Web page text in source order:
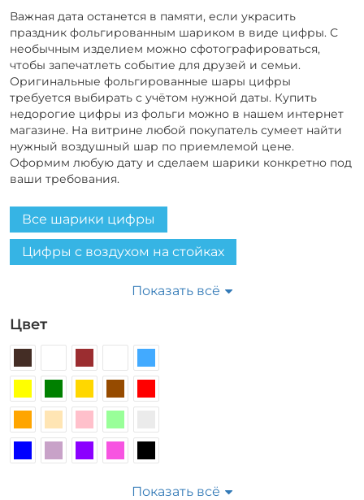
Важная дата останется в памяти, если украсить
праздник фольгированным шариком в виде цифры. С
необычным изделием можно сфотографироваться,
чтобы запечатлеть событие для друзей и семьи.
Оригинальные фольгированные шары цифры
требуется выбирать с учётом нужной даты. Купить
недорогие цифры из фольги можно в нашем интернет
магазине. На витрине любой покупатель сумеет найти
нужный воздушный шар по приемлемой цене.
Оформим любую дату и сделаем шарики конкретно под
ваши требования.
Все шарики цифры
Цифры с воздухом на стойках
Цифры с воздухом
Готовые связки с цифрами
Показать всё
Цвет
Показать всё